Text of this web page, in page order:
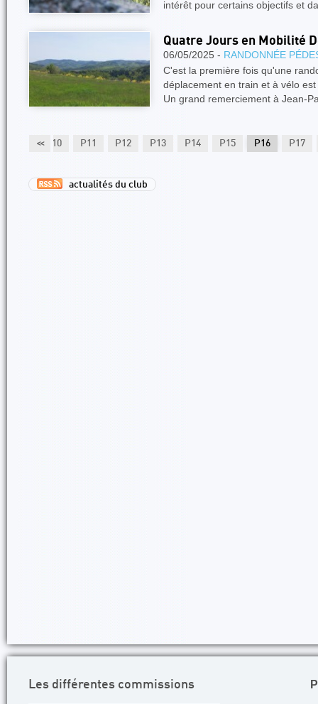
intérêt pour certains objectifs et
Quatre Jours en Mobilité
06/05/2025 - RANDONNÉE
C'est la première fois qu'une
déplacement en train et à vélo
Un grand remerciement à Jean-
<< P10 P11 P12 P13 P14 P15 P16 P17
actualités du club
Les différentes commissions